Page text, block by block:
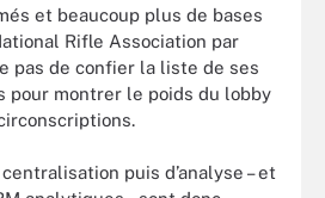
et beaucoup plus de bases
Rifle Association par
pas de confier la liste de ses
pour montrer le poids du lobby
puis d’analyse – et